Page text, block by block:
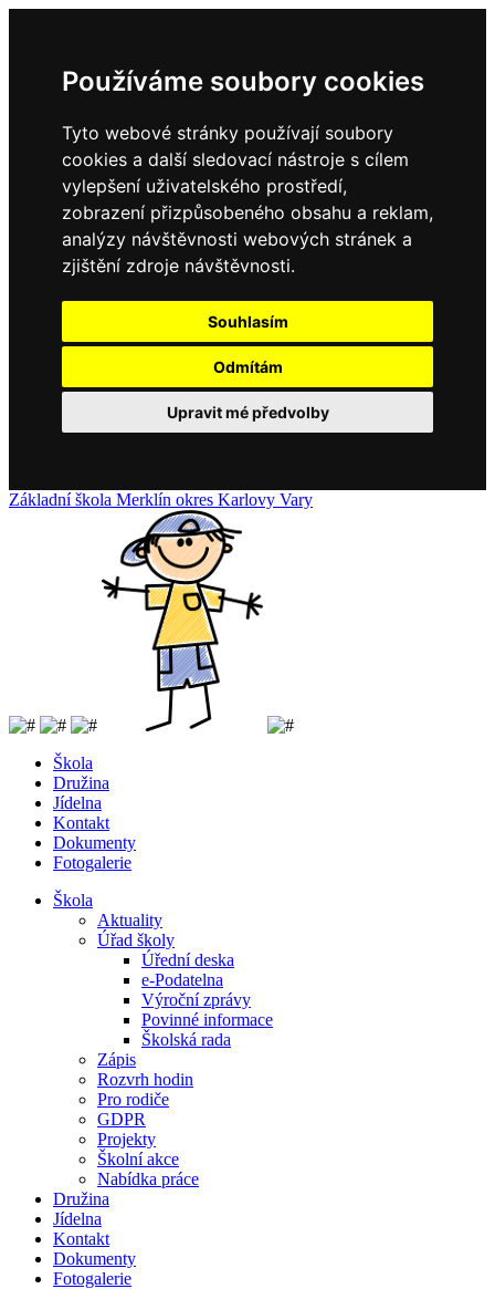
Používáme soubory cookies
Tyto webové stránky používají soubory
cookies a další sledovací nástroje s cílem
vylepšení uživatelského prostředí,
zobrazení přizpůsobeného obsahu a reklam,
analýzy návštěvnosti webových stránek a
zjištění zdroje návštěvnosti.
Souhlasím
Odmítám
Upravit mé předvolby
Základníškola Merklín okres Karlovy Vary
Škola
Družina
Jídelna
Kontakt
Dokumenty
Fotogalerie
Škola
Aktuality
Úřad školy
Úřední deska
e-Podatelna
Výroční zprávy
Povinné informace
Školská rada
Zápis
Rozvrh hodin
Pro rodiče
GDPR
Projekty
Školní akce
Nabídka práce
Družina
Jídelna
Kontakt
Dokumenty
Fotogalerie